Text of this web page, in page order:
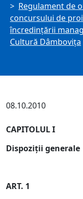
Regulament de
concursului de
încredinţării
Cultură Dâmboviţa
08.10.2010
CAPITOLUL I
Dispoziţii generale
ART. 1